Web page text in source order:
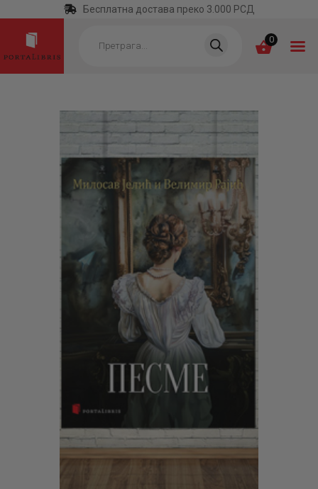
Бесплатна достава преко 3.000 РСД
search 0
ПОЧЕТНА
КАТЕГОРИЈЕ
НАЈПРОДАВАНИЈЕ
НОВЕ КЊИГЕ
ОТРГНУТО ОД
ЗАБОРАВА
АУТОРИ
АКТУЕЛНОСТИ
ЦЕНОВНИК